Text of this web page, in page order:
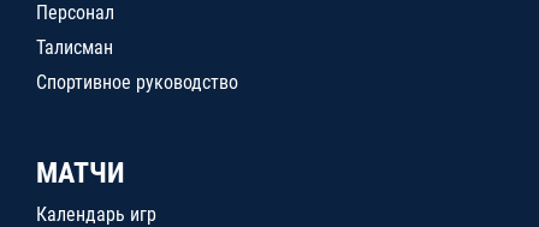
Персонал
Талисман
Спортивное руководство
МАТЧИ
Календарь игр